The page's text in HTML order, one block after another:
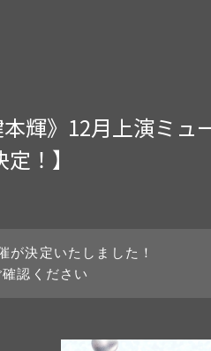
輝》12月上演ミュ
！】
決定いたしました！
確認ください